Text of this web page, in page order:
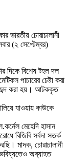
ভারতীয় চোরাচালানী
(২ সেপ্টেম্বর)
দিকে বিশেষ টহল দল
পাচারের চেষ্টা করা
করা হয়। আটককৃত
যাওয়ায় কাউকে
মেহেদি হাসান
বিজিবি সর্বদা সতর্ক
মাদক, চোরাচালানী
অব্যাহত